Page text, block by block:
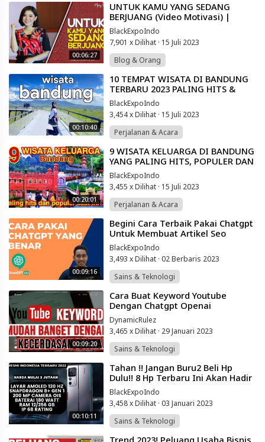
00:06:27
⁣UNTUK KAMU YANG SEDANG
BERJUANG (Video Motivasi) |
Spoken Word | Merry Riana
BlackExpoIndo
7,901 x Dilihat · 15 Juli 2023
Blog & Orang
00:10:40
⁣10 TEMPAT WISATA DI BANDUNG
TERBARU 2023 PALING HITS &
ESTETIK, Destinasi Populer Untuk
Berlibur
BlackExpoIndo
3,454 x Dilihat · 15 Juli 2023
Perjalanan & Acara
00:20:01
⁣9 WISATA KELUARGA DI BANDUNG
YANG PALING HITS, POPULER DAN
WAJIB UNTUK DIKUNJUNGI‼️
BlackExpoIndo
3,455 x Dilihat · 15 Juli 2023
Perjalanan & Acara
00:09:16
⁣Begini Cara Terbaik Pakai Chatgpt
Untuk Membuat Artikel Seo
Friendly
BlackExpoIndo
3,493 x Dilihat · 02 Berbaris 2023
Sains & Teknologi
00:09:20
⁣Cara Buat Keyword Youtube
Dengan Chatgpt Openai
Kecerdasan Buatan
DynamicRulez
3,465 x Dilihat · 29 Januari 2023
Sains & Teknologi
00:10:11
⁣Tahan !! Jangan Buru2 Beli Hp
Dulu!! 8 Hp Terbaru Ini Akan Hadir
Dalam Waktu Dekat Di Indonesia
BlackExpoIndo
3,458 x Dilihat · 03 Januari 2023
Sains & Teknologi